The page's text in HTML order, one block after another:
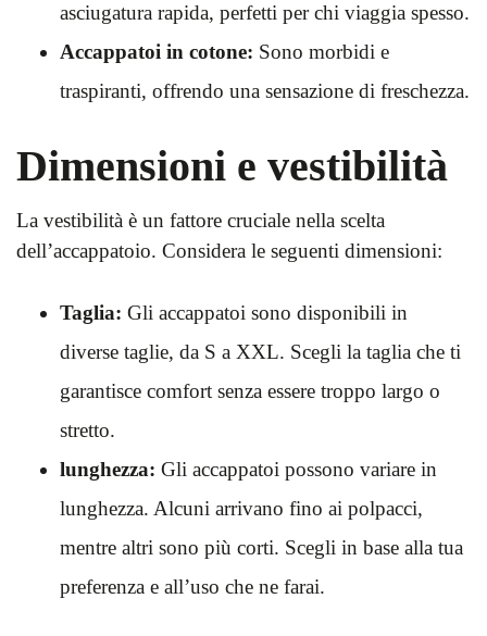
asciugatura rapida, perfetti per chi viaggia spesso.
Accappatoi in cotone: Sono morbidi e
traspiranti, offrendo una sensazione di freschezza.
Dimensioni e vestibilità
La vestibilità è un fattore cruciale nella scelta
dell’accappatoio. Considera le seguenti dimensioni:
Taglia: Gli accappatoi sono disponibili in
diverse taglie, da S a XXL. Scegli la taglia che ti
garantisce comfort senza essere troppo largo o
stretto.
lunghezza: Gli accappatoi possono variare in
lunghezza. Alcuni arrivano fino ai polpacci,
mentre altri sono più corti. Scegli in base alla tua
preferenza e all’uso che ne farai.